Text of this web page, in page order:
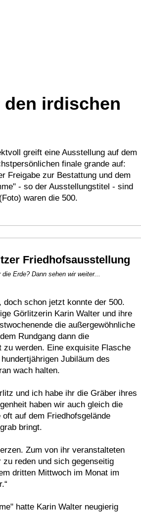
irdischen
greift eine Ausstellung auf dem
finale grande auf:
Freigabe zur Bestattung und dem
- so der Ausstellungstitel - sind
waren die 500.
Friedhofsausstellung
Erde? Dann sehen wir weiter...
schon jetzt konnte der 500.
Görlitzerin Karin Walter und ihre
die außergewöhnliche
Rundgang dann die
werden. Eine exquisite Flasche
Jubiläum des
wach halten.
und ich habe ihr die Gräber ihres
haben wir auch gleich die
auf dem Friedhofsgelände
bringt.
Zum von ihr veranstalteten
reden und sich gegenseitig
dritten Mittwoch im Monat im
hatte Karin Walter neugierig